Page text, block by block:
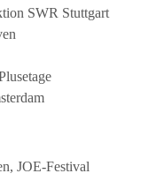
SWR Stuttgart
JOE-Festival